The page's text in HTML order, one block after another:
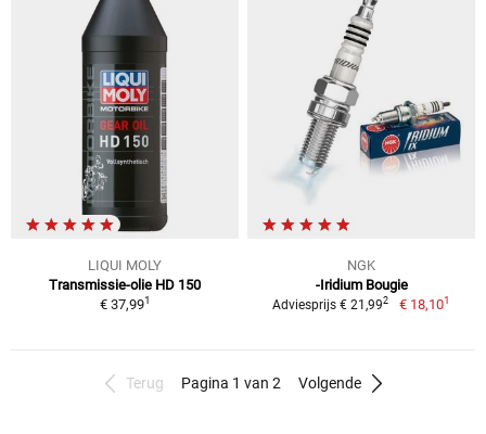
LIQUI MOLY
Transmissie-olie HD 150
€ 37,991
NGK
-Iridium Bougie
Adviesprijs € 21,992 € 18,101
Terug Pagina 1 van 2 Volgende